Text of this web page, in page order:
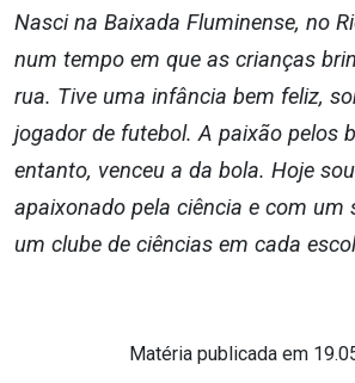
Nasci na Baixada Fluminense, no
num tempo em que as crianças
rua. Tive uma infância bem feliz,
jogador de futebol. A paixão pelos
entanto, venceu a da bola. Hoje
apaixonado pela ciência e com um
um clube de ciências em cada
Matéria publicada em